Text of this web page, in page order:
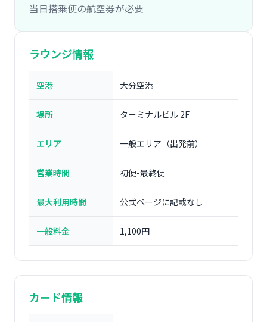
当日搭乗便の航空券が必要
ラウンジ情報
空港 大分空港
場所 ターミナルビル 2F
エリア 一般エリア（出発前）
営業時間 初便-最終便
最大利用時間 公式ページに記載なし
一般料金 1,100円
カード情報